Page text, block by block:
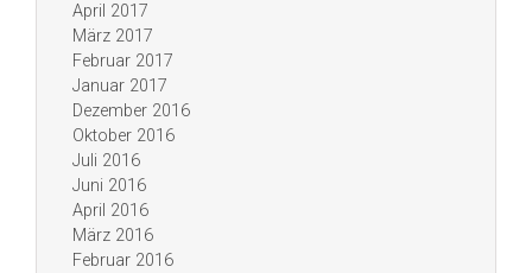
April 2017
März 2017
Februar 2017
Januar 2017
Dezember 2016
Oktober 2016
Juli 2016
Juni 2016
April 2016
März 2016
Februar 2016